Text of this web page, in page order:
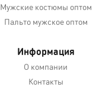
Мужские костюмы оптом
Пальто мужское оптом
Информация
О компании
Контакты